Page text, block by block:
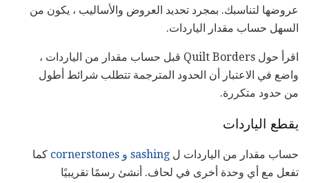
عروضها لتناسبك. بمجرد تحديد العروض والأساليب ، يكون من
السهل حساب مقدار الياردات.
اقرأ حول Quilt Borders قبل حساب مقدار من الياردات ،
واضع في الاعتبار أن الحدود المترجمة تتطلب شرائط أطول
من حدود متكررة.
يقطع الياردات
حساب مقدار من الياردات ل sashing و cornerstones
كما
تفعل مع أي وحدة أخرى في لحاف. أنشئ رسمًا تقريبيًا